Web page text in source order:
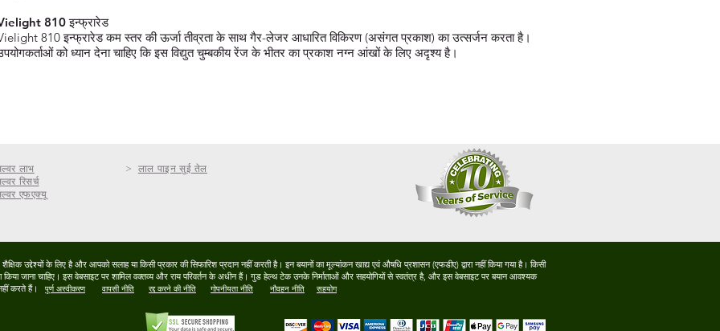
810 इन्फ्रारेड
810 इन्फ्रारेड कम स्तर की ऊर्जा तीव्रता के साथ गैर-लेजर आधारित विकिरण (असंगत प्रकाश) का उत्सर्जन करता है।
को ध्यान देना चाहिए कि इस विद्युत चुम्बकीय रेंज के भीतर का प्रकाश नग्न आंखों के लिए अदृश्य है।
लाभ
रिसर्च
एफएक्यू
> लाल पाइन सुई तेल
उद्देश्यों के लिए है और आपको सलाह या किसी प्रकार की सिफारिश प्रदान नहीं करती है। इन बयानों का मूल्यांकन खाद्य एवं औषधि प्रशासन (एफडीए) द्वारा नहीं किया गया है। किसी
किया जाना चाहिए। इस वेबसाइट पर शामिल वक्तव्य और राय परिवर्तन के अधीन हैं। गुड हेल्थ टेक उनके निर्माताओं और सहयोगियों से स्वतंत्र है, और इस वेबसाइट पर बयान आवश्यक
नहीं करते हैं। पूर्ण अस्वीकरण वापसी नीति रद्द करने की नीति गोपनीयता नीति नौवहन नीति सहयोग
©